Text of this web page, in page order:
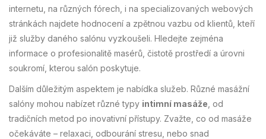
internetu, na různých fórech, i na specializovaných webových
stránkách najdete hodnocení a zpětnou vazbu od klientů, kteří
již služby daného salónu vyzkoušeli. Hledejte zejména
informace o profesionalitě masérů, čistotě prostředí a úrovni
soukromí, kterou salón poskytuje.
Dalším důležitým aspektem je nabídka služeb. Různé masážní
salóny mohou nabízet různé typy intimní masáže , od
tradičních metod po inovativní přístupy. Zvažte, co od masáže
očekáváte – relaxaci, odbourání stresu, nebo snad